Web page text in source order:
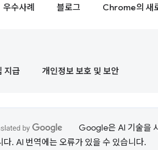
우수사례 블로그 Chrome의 새
지급 개인정보 보호 및 보안
Google은 AI 기술을
다. AI 번역에는 오류가 있을 수 있습니다.